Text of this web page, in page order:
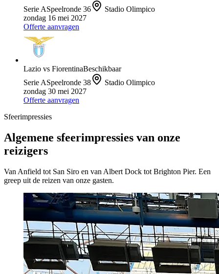
Serie ASpeelronde 36
Stadio Olimpico
zondag 16 mei 2027
Offerte aanvragen
Lazio vs FiorentinaBeschikbaar
Serie ASpeelronde 38
Stadio Olimpico
zondag 30 mei 2027
Offerte aanvragen
Sfeerimpressies
Algemene sfeerimpressies van onze
reizigers
Van Anfield tot San Siro en van Albert Dock tot Brighton Pier. Een
greep uit de reizen van onze gasten.